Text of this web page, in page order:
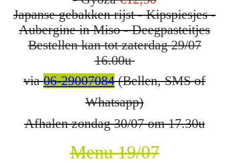
Japanse gebakken rijst - Kipspiesjes -
Aubergine in Miso - Deegpasteitjes
Bestellen kan tot zaterdag 29/07
16.00u
via06-29007084(Bellen, SMS of
Whatsapp)
Afhalen zondag 30/07 om 17.30u
Menu 19/07